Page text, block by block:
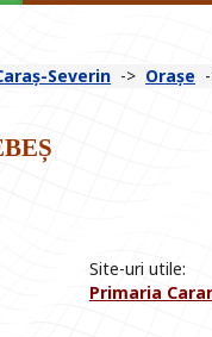
Severin -> Orașe
Site-uri utile:
Primaria